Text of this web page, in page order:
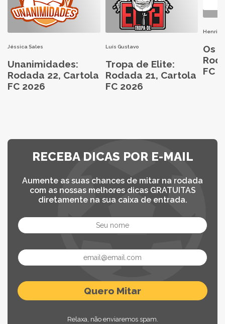
Jéssica Sales
Unanimidades:
Rodada 22, Cartola
FC 2026
Luís Gustavo
Tropa de Elite:
Rodada 21, Cartola
FC 2026
Henri
Os
FC
RECEBA DICAS POR E-MAIL
Aumente as suas chances de mitar na rodada
com as nossas melhores dicas GRATUITAS
diretamente na sua caixa de entrada.
Relaxa, não enviaremos spam.